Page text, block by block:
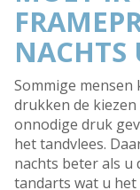
NACHTS
Sommige
drukken de
onnodige druk
het tandvlees.
nachts beter als u
tandarts wat u